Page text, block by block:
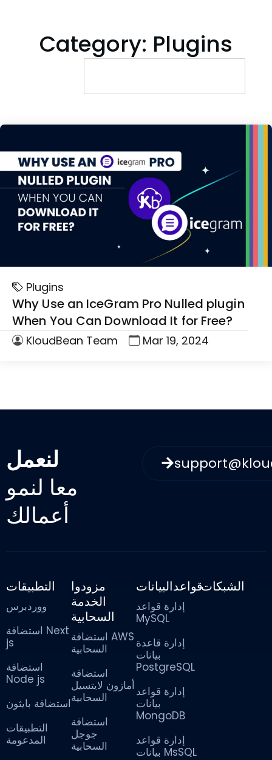
Category: Plugins
Plugins
Why Use an IceGram Pro Nulled plugin
When You Can Download It for Free?
KloudBean Team Mar 19, 2024
لنعمل
معا لنمو
أعمالك
التطبيقات
ووردبرس
استضافة Next
js
استضافة
Node js
استضافة بايثون
التطبيقات
المدعومة
مزودوا
الخدمة
السحابية
استضافة AWS
السحابية
استضافة
أمازون لايتسيل
السحابية
استضافة
جوجل
السحابية
قواعدالبيانات
إدارة قواعد
MySQL
إدارة قاعدة
بيانات
PostgreSQL
إدارة قواعد
بيانات
MongoDB
إدارة قواعد
بيانات MsSQL
الشبكات